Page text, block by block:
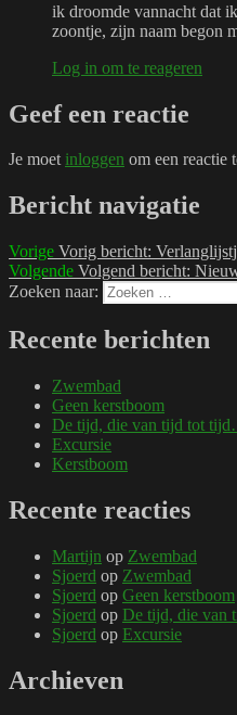
ik droomde vannacht dat
zoontje, zijn naam begon
Log in om te reageren
Geef een reactie
Je moetinloggen om een reactie
Bericht navigatie
Vorige Vorig bericht:
Volgende Volgend bericht:
Zoeken naar:
Recente berichten
Zwembad
Geen kerstboom
De tijd, die van tijd tot
Excursie
Kerstboom
Recente reacties
Martijn op Zwembad
Sjoerd op Zwembad
Sjoerd op Geen kerstboom
Sjoerd op De tijd, die van
Sjoerd op Excursie
Archieven